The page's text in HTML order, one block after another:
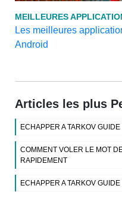
MEILLEURES
Les meilleures
Android
Articles les plus
ECHAPPER A TARKOV
COMMENT VOLER LE MOT
RAPIDEMENT
ECHAPPER A TARKOV